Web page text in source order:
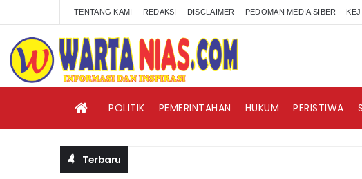
TENTANG KAMI REDAKSI DISCLAIMER PEDOMAN MEDIA SIBER KEJ
POLITIK PEMERINTAHAN HUKUM PERISTIWA
Terbaru